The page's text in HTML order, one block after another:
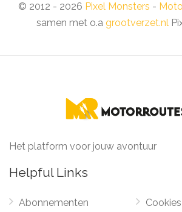
© 2012 - 2026 Pixel Monsters -
samen met o.a grootverzet.nl
Het platform voor jouw avontuur
Helpful Links
Abonnementen
Cookies